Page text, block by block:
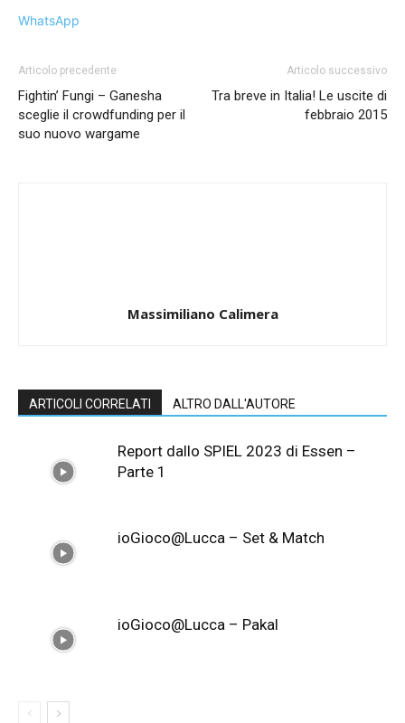
WhatsApp
Articolo precedente
Fightin’ Fungi – Ganesha
sceglie il crowdfunding per il
suo nuovo wargame
Articolo successivo
Tra breve in Italia! Le uscite di
febbraio 2015
Massimiliano Calimera
ARTICOLI CORRELATI ALTRO DALL'AUTORE
Report dallo SPIEL 2023 di Essen –
Parte 1
ioGioco@Lucca – Set & Match
ioGioco@Lucca – Pakal